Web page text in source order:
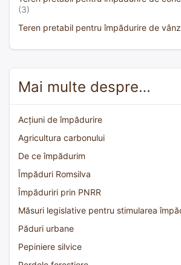
(3)
Teren pretabil pentru împădurire de
Mai multe despre…
Acțiuni de împădurire
Agricultura carbonului
De ce împădurim
Împăduri Romsilva
Împăduriri prin PNRR
Măsuri legislative pentru stimularea
Păduri urbane
Pepiniere silvice